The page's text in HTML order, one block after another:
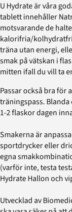
U Hydrate är våra
tablett innehåller
motsvarande de
kalorifria/
träna utan energi,
smak på vätskan i
mitten ifall du vill ta
Passar också bra
träningspass.
1-2 flaskor dagen
Smakerna är
sportdrycker eller
egna
(varför inte, testa
Hydrate Hallon och
Utvecklad av